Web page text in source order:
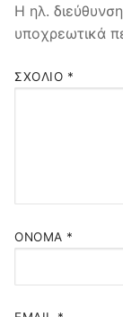
Η ηλ.
υποχρεωτικά
ΣΧΌΛΙΟ *
ΌΝΟΜΑ *